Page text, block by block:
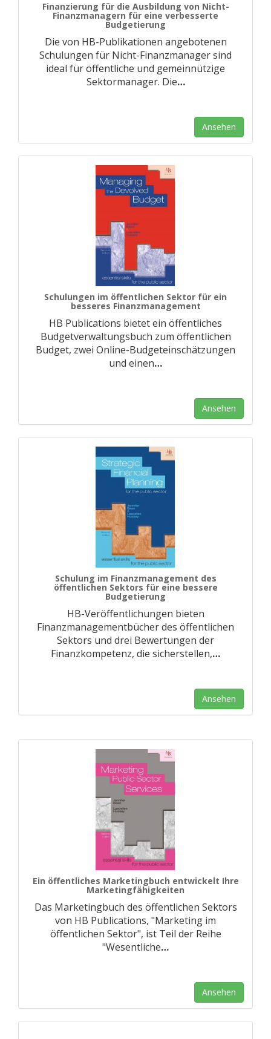
Finanzierung für die Ausbildung von Nicht-
Finanzmanagern für eine verbesserte
Budgetierung
Die von HB-Publikationen angebotenen
Schulungen für Nicht-Finanzmanager sind
ideal für öffentliche und gemeinnützige
Sektormanager. Die…
Ansehen
Schulungen im öffentlichen Sektor für ein
besseres Finanzmanagement
HB Publications bietet ein öffentliches
Budgetverwaltungsbuch zum öffentlichen
Budget, zwei Online-Budgeteinschätzungen
und einen…
Ansehen
Schulung im Finanzmanagement des
öffentlichen Sektors für eine bessere
Budgetierung
HB-Veröffentlichungen bieten
Finanzmanagementbücher des öffentlichen
Sektors und drei Bewertungen der
Finanzkompetenz, die sicherstellen,…
Ansehen
Ein öffentliches Marketingbuch entwickelt Ihre
Marketingfähigkeiten
Das Marketingbuch des öffentlichen Sektors
von HB Publications, "Marketing im
öffentlichen Sektor", ist Teil der Reihe
"Wesentliche…
Ansehen